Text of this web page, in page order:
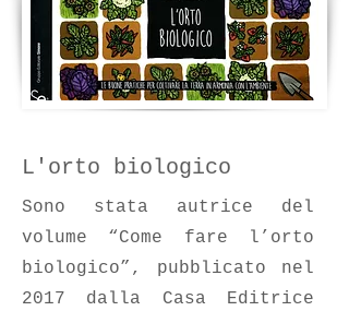
L'orto biologico
Sono stata autrice del
volume “Come fare l’orto
biologico”, pubblicato nel
2017 dalla Casa Editrice